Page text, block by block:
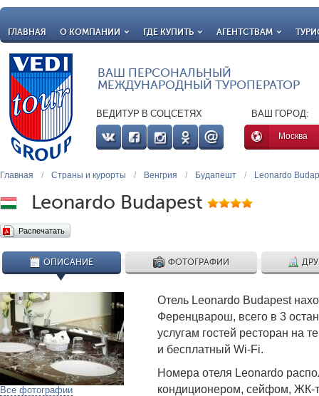
ГЛАВНАЯ О КОМПАНИИ ГДЕ КУПИТЬ АГЕНТСТВАМ
ВАШ ПЕРСОНАЛЬНЫЙ
МЕЖДУНАРОДНЫЙ ТУРОПЕРАТОР
ВЕДИТУР В СОЦСЕТЯХ ВАШ ГОРОД:
Москва
Главная / Страны и курорты / Венгрия / Будапешт / Leonardo
Leonardo Budapest
Распечатать
ОПИСАНИЕ ФОТОГРАФИИ
Все фотографии
Отель Leonardo Budapest
Ференцварош, всего в 3
услугам гостей ресторан на
и бесплатный Wi-Fi.
Номера отеля Leonardo
кондиционером, сейфом, ЖК-